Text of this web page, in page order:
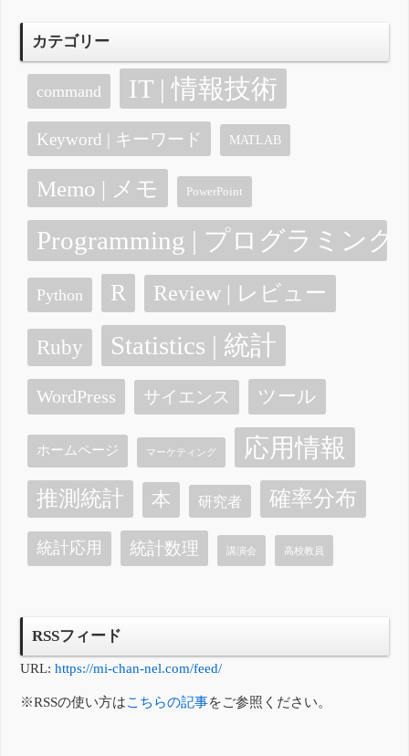
カテゴリー
command IT | 情報技術
Keyword | キーワード MATLAB
Memo | メモ PowerPoint
Programming | プログラミング
Python R Review | レビュー
Ruby Statistics | 統計
WordPress サイエンス ツール
ホームページ マーケティング 応用情報
推測統計 本 研究者 確率分布
統計応用 統計数理 講演会 高校教員
RSSフィード
URL:https://mi-chan-nel.com/feed/
※RSSの使い方はこちらの記事をご参照ください。